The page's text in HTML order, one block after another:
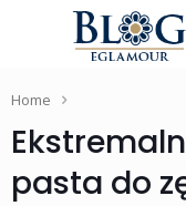
Home
pasta do